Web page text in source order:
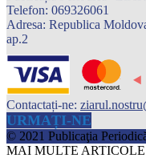
Telefon: 069326061
Adresa: Republica
ap.2
Contactați-ne:
URMAȚI-NE
© 2021 Publicaţia
MAI MULTE ARTICOLE